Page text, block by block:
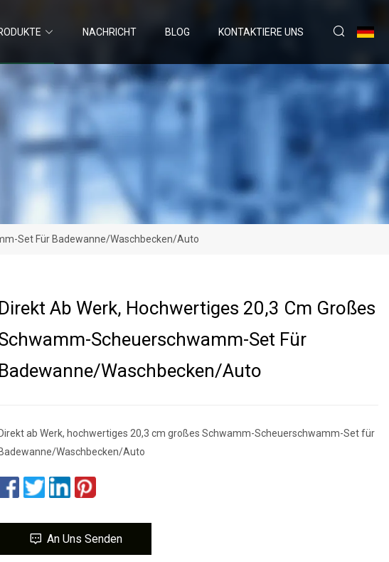
NACHRICHT BLOG KONTAKTIERE UNS
Set Für Badewanne/Waschbecken/Auto
Direkt Ab Werk, Hochwertiges 20,3 Cm Großes
Scheuerschwamm-Set Für
Badewanne/Waschbecken/Auto
ab Werk, hochwertiges 20,3 cm großes Schwamm-Scheuerschwamm-Set für
Waschbecken/Auto
An Uns Senden